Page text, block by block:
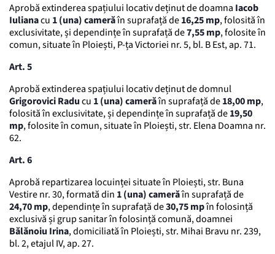
Aprobă extinderea spațiului locativ deținut de doamna Iacob
Iulianacu 1 (una) camerăîn suprafață de16,25 mp, folosită în
exclusivitate, și dependințe în suprafață de7,55 mp, folosite în
comun, situate în Ploiești, P-ța Victoriei nr. 5, bl. B Est, ap. 71.
Art. 5
Aprobă extinderea spațiului locativ deținut de domnul
Grigorovici Raducu 1 (una) camerăîn suprafață de18,00 mp,
folosită în exclusivitate, și dependințe în suprafață de19,50
mp, folosite în comun, situate în Ploiești, str. Elena Doamna nr.
62.
Art. 6
Aprobă repartizarea locuinței situate în Ploiești, str. Buna
Vestire nr. 30, formată din 1 (una) camerăîn suprafață de
24,70 mp, dependințe în suprafață de30,75 mpîn folosință
exclusivă și grup sanitar în folosință comună, doamnei
Bălănoiu Irina, domiciliată în Ploiești, str. Mihai Bravu nr. 239,
bl. 2, etajul IV, ap. 27.